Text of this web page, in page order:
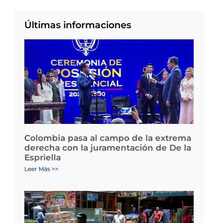
Últimas informaciones
Colombia pasa al campo de la extrema
derecha con la juramentación de De la
Espriella
Leer Más >>